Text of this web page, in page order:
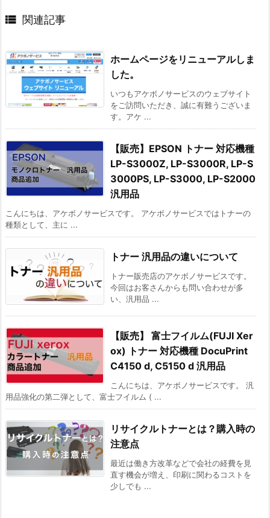
 関連記事
ホームページをリニューアルしま
した。
いつもアケボノサービスのウェブサイト
をご訪問いただき、誠に有難うございま
す。アケ ...
【販売】EPSON トナー 対応機種
LP-S3000Z, LP-S3000R, LP-S
3000PS, LP-S3000, LP-S2000
汎用品
こんにちは、アケボノサービスです。 アケボノサービスではトナーの
種類として、主に ...
トナー 汎用品の違いについて
トナー販売店のアケボノサービスです。
今回はお客さんからも問い合わせが多
い、汎用品 ...
【販売】 富士フイルム(FUJI Xer
ox) トナー 対応機種 DocuPrint
C4150 d, C5150 d 汎用品
こんにちは、アケボノサービスです。 汎
用品強化の第二弾として、富士フイルム ( ...
リサイクルトナーとは？購入時の
注意点
最近は働き方改革などで会社の経費を見
直す機会が増え、印刷に関わるコストを
少しでも ...